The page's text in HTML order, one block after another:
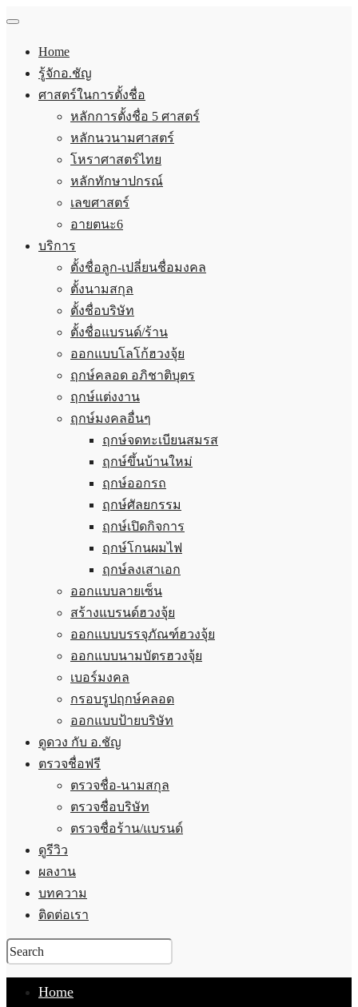
Home
รู้จักอ.ชัญ
ศาสตร์ในการตั้งชื่อ
หลักการตั้งชื่อ 5 ศาสตร์
หลักนวนามศาสตร์
โหราศาสตร์ไทย
หลักทักษาปกรณ์
เลขศาสตร์
อายตนะ6
บริการ
ตั้งชื่อลูก-เปลี่ยนชื่อมงคล
ตั้งนามสกุล
ตั้งชื่อบริษัท
ตั้งชื่อแบรนด์/ร้าน
ออกแบบโลโก้ฮวงจุ้ย
ฤกษ์คลอด อภิชาติบุตร
ฤกษ์แต่งงาน
ฤกษ์มงคลอื่นๆ
ฤกษ์จดทะเบียนสมรส
ฤกษ์ขึ้นบ้านใหม่
ฤกษ์ออกรถ
ฤกษ์ศัลยกรรม
ฤกษ์เปิดกิจการ
ฤกษ์โกนผมไฟ
ฤกษ์ลงเสาเอก
ออกแบบลายเซ็น
สร้างแบรนด์ฮวงจุ้ย
ออกแบบบรรจุภัณฑ์ฮวงจุ้ย
ออกแบบนามบัตรฮวงจุ้ย
เบอร์มงคล
กรอบรูปฤกษ์คลอด
ออกแบบป้ายบริษัท
ดูดวง กับ อ.ชัญ
ตรวจชื่อฟรี
ตรวจชื่อ-นามสกุล
ตรวจชื่อบริษัท
ตรวจชื่อร้าน/แบรนด์
ดูรีวิว
ผลงาน
บทความ
ติดต่อเรา
Home